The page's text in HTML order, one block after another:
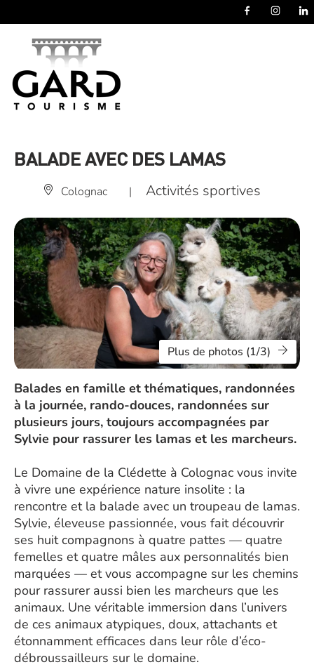
BALADE AVEC DES LAMAS
Colognac | Activités sportives
Plus de photos (1/3)
Balades en famille et thématiques, randonnées
à la journée, rando-douces, randonnées sur
plusieurs jours, toujours accompagnées par
Sylvie pour rassurer les lamas et les marcheurs.
Le Domaine de la Clédette à Colognac vous invite
à vivre une expérience nature insolite : la
rencontre et la balade avec un troupeau de lamas.
Sylvie, éleveuse passionnée, vous fait découvrir
ses huit compagnons à quatre pattes — quatre
femelles et quatre mâles aux personnalités bien
marquées — et vous accompagne sur les chemins
pour rassurer aussi bien les marcheurs que les
animaux. Une véritable immersion dans l’univers
de ces animaux atypiques, doux, attachants et
étonnamment efficaces dans leur rôle d’éco-
débroussailleurs sur le domaine.